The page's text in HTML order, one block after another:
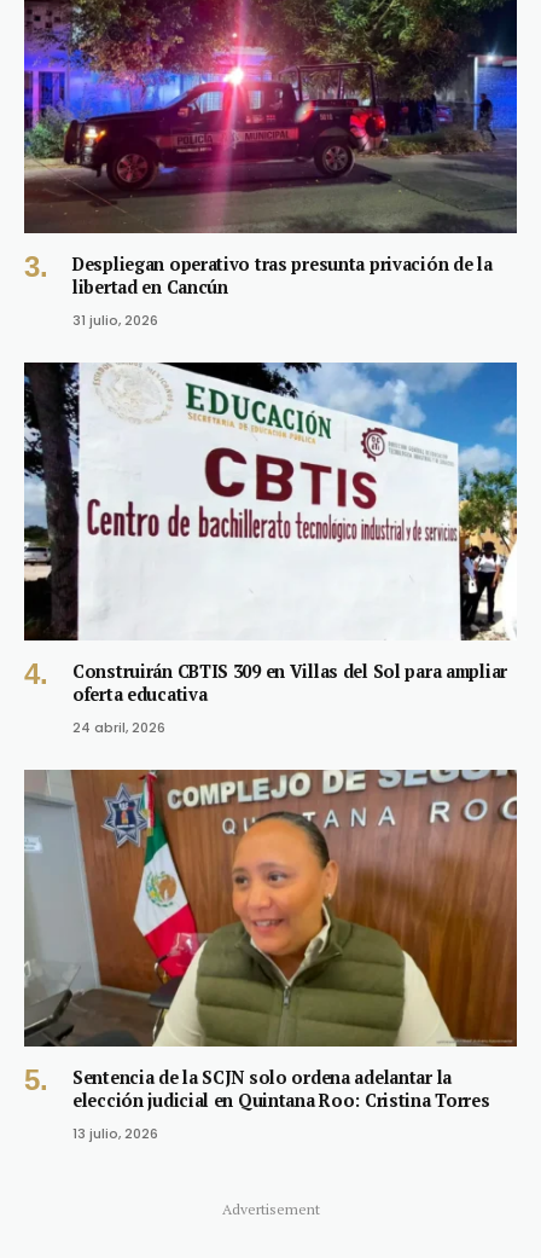
Despliegan operativo tras presunta privación de la
libertad en Cancún
31 julio, 2026
Construirán CBTIS 309 en Villas del Sol para ampliar
oferta educativa
24 abril, 2026
Sentencia de la SCJN solo ordena adelantar la
elección judicial en Quintana Roo: Cristina Torres
13 julio, 2026
Advertisement